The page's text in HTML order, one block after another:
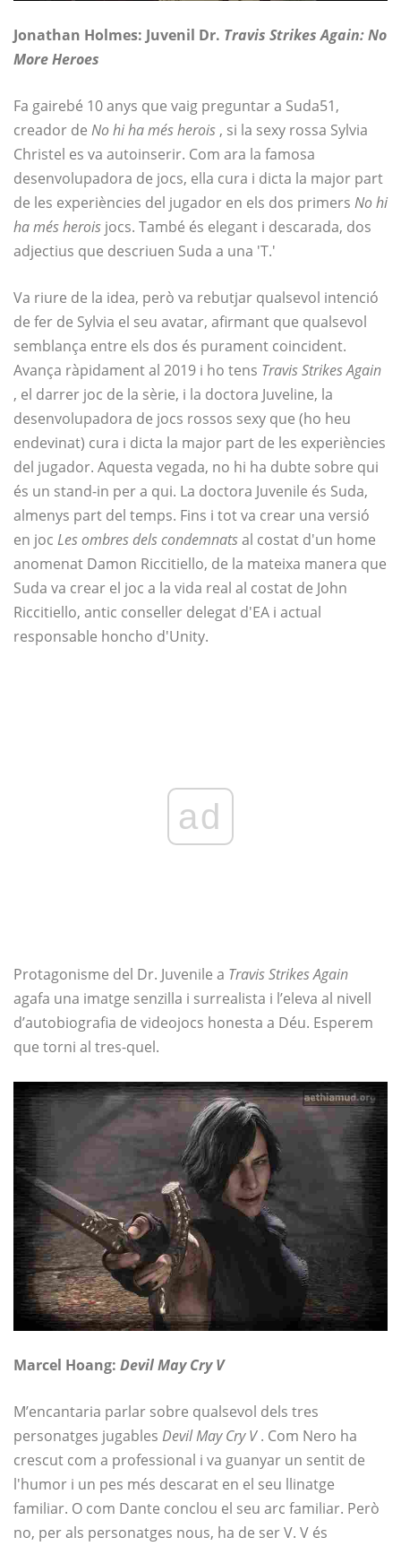
Jonathan Holmes: Juvenil Dr. Travis Strikes Again: No
More Heroes
Fa gairebé 10 anys que vaig preguntar a Suda51,
creador de No hi ha més herois , si la sexy rossa Sylvia
Christel es va autoinserir. Com ara la famosa
desenvolupadora de jocs, ella cura i dicta la major part
de les experiències del jugador en els dos primers No hi
ha més herois jocs. També és elegant i descarada, dos
adjectius que descriuen Suda a una 'T.'
Va riure de la idea, però va rebutjar qualsevol intenció
de fer de Sylvia el seu avatar, afirmant que qualsevol
semblança entre els dos és purament coincident.
Avança ràpidament al 2019 i ho tens Travis Strikes Again
, el darrer joc de la sèrie, i la doctora Juveline, la
desenvolupadora de jocs rossos sexy que (ho heu
endevinat) cura i dicta la major part de les experiències
del jugador. Aquesta vegada, no hi ha dubte sobre qui
és un stand-in per a qui. La doctora Juvenile és Suda,
almenys part del temps. Fins i tot va crear una versió
en joc Les ombres dels condemnatsal costat d'un home
anomenat Damon Riccitiello, de la mateixa manera que
Suda va crear el joc a la vida real al costat de John
Riccitiello, antic conseller delegat d'EA i actual
responsable honcho d'Unity.
ad
Protagonisme del Dr. Juvenile a Travis Strikes Again
agafa una imatge senzilla i surrealista i l’eleva al nivell
d’autobiografia de videojocs honesta a Déu. Esperem
que torni al tres-quel.
Marcel Hoang: Devil May Cry V
M’encantaria parlar sobre qualsevol dels tres
personatges jugables Devil May Cry V. Com Nero ha
crescut com a professional i va guanyar un sentit de
l'humor i un pes més descarat en el seu llinatge
familiar. O com Dante conclou el seu arc familiar. Però
no, per als personatges nous, ha de ser V. V és